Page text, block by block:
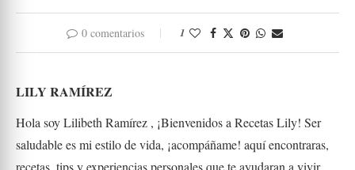
0 comentarios 1
LILY RAMÍREZ
Hola soy Lilibeth Ramírez , ¡Bienvenidos a Recetas Lily! Ser
saludable es mi estilo de vida, ¡acompáñame! aquí encontraras,
recetas, tips y experiencias personales que te ayudaran a vivir